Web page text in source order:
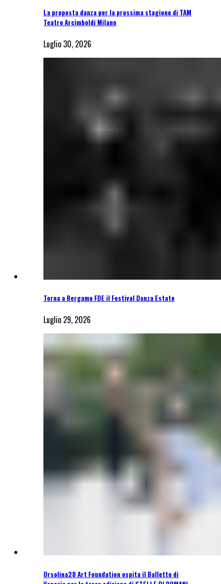
La proposta danza per la prossima stagione di TAM
Teatro Arcimboldi Milano
Luglio 30, 2026
Torna a Bergamo FDE il Festival Danza Estate
Luglio 29, 2026
Orsolina28 Art Foundation ospita il Balletto di